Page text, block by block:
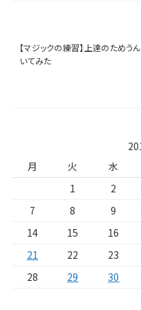
【マジックの練習】上達のためう
いてみた
月
火 水
1
2
7
8 9
14
15 16
21
22 23
28
29 30